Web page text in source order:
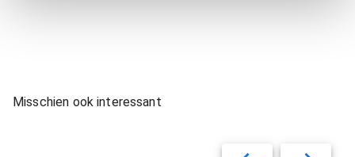
Misschien ook interessant